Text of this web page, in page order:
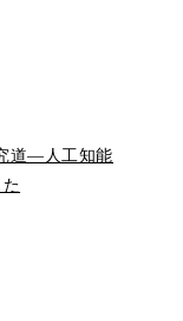
道―人工知能